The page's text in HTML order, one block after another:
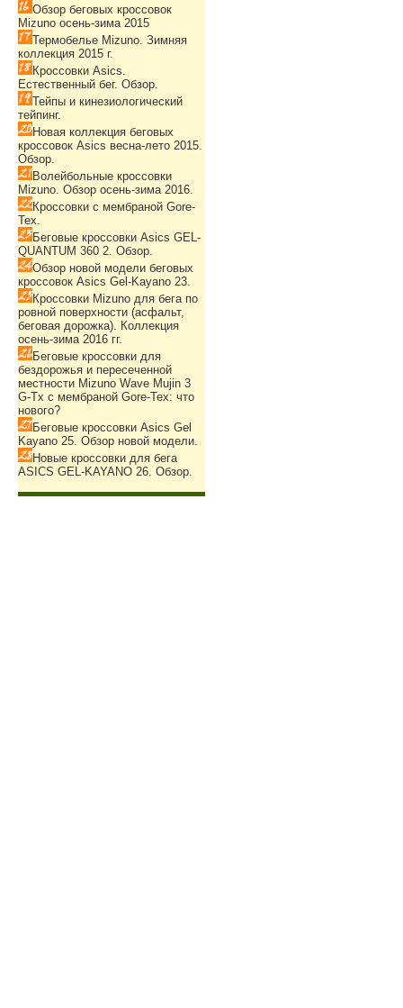
Обзор беговых кроссовок
Mizuno осень-зима 2015
Термобелье Mizuno. Зимняя
коллекция 2015 г.
Кроссовки Asics.
Естественный бег. Обзор.
Тейпы и кинезиологический
тейпинг.
Новая коллекция беговых
кроссовок Asics весна-лето 2015.
Обзор.
Волейбольные кроссовки
Mizuno. Обзор осень-зима 2016.
Кроссовки с мембраной Gore-
Tex.
Беговые кроссовки Asics GEL-
QUANTUM 360 2. Обзор.
Обзор новой модели беговых
кроссовок Asics Gel-Kayano 23.
Кроссовки Mizuno для бега по
ровной поверхности (асфальт,
беговая дорожка). Коллекция
осень-зима 2016 гг.
Беговые кроссовки для
бездорожья и пересеченной
местности Mizuno Wave Mujin 3
G-Tx с мембраной Gore-Tex: что
нового?
Беговые кроссовки Asics Gel
Kayano 25. Обзор новой модели.
Новые кроссовки для бега
ASICS GEL-KAYANO 26. Обзор.